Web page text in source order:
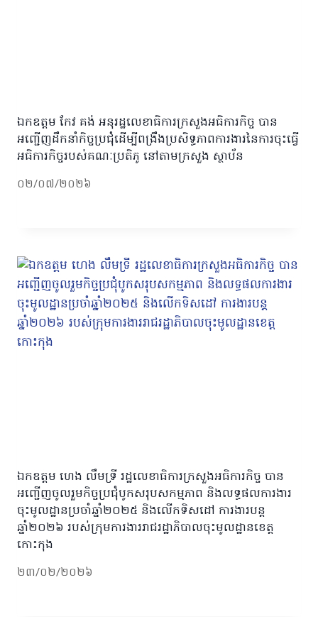
ឯកឧត្តម កែវ គង់ អនុរដ្ឋលេខាធិការក្រសួងអធិការកិច្ច បាន
អញ្ជើញដឹកនាំកិច្ចប្រជុំដើម្បីពង្រឹងប្រសិទ្ធភាពការងារនៃការចុះធ្វើ
អធិការកិច្ចរបស់គណៈប្រតិភូ នៅតាមក្រសួង ស្ថាប័ន
០២/០៧/២០២៦
ឯកឧត្តម ហេង លឹមទ្រី រដ្ឋលេខាធិការក្រសួងអធិការកិច្ច បាន
អញ្ជើញចូលរួមកិច្ចប្រជុំបូកសរុបសកម្មភាព និងលទ្ធផលការងារ
ចុះមូលដ្ឋានប្រចាំឆ្នាំ២០២៥ និងលើកទិសដៅ ការងារបន្ត
ឆ្នាំ២០២៦ របស់ក្រុមការងាររាជរដ្ឋាភិបាលចុះមូលដ្ឋានខេត្ត
កោះកុង
២៣/០២/២០២៦